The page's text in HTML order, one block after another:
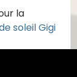
la
soleil Gigi